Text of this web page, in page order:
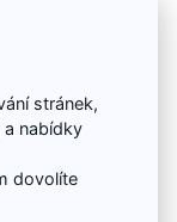
stránek,
nabídky
dovolíte